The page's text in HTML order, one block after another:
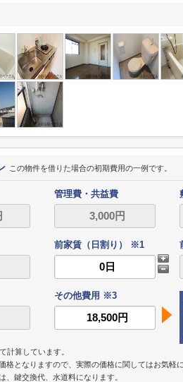
この物件を借りた場合の初期費用の一例です。
管理費・共益費
前家賃（日割り） ※1
その他費用 ※3
計算しています。
格となりますので、実際の価格に関してはお気軽
、鍵交換代、水道料になります。